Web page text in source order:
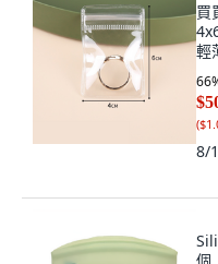
買
輕
66
(
8/